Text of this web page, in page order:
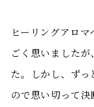
ヒーリングアロ
ごく思いました
た。しかし、ず
ので思い切って決